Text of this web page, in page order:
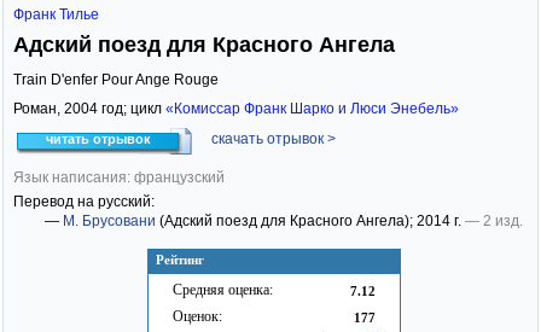
Рейтинг
Средняя оценка: 7.12
Оценок: 177
Франк Тилье
Адский поезд для Красного Ангела
Train D'enfer Pour Ange Rouge
Роман, 2004 год; цикл «Комиссар Франк Шарко и Люси Энебель»
читать отрывок скачать отрывок >
Язык написания: французский
Перевод на русский:
— М. Брусовани (Адский поезд для Красного Ангела); 2014 г. — 2 изд.